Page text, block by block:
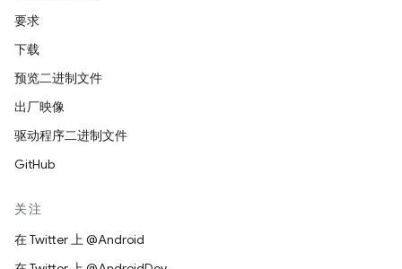
要求
下载
预览二进制文件
出厂映像
驱动程序二进制文件
GitHub
关注
在 Twitter 上 @Android